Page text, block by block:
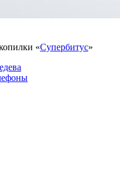
«Супербитус»